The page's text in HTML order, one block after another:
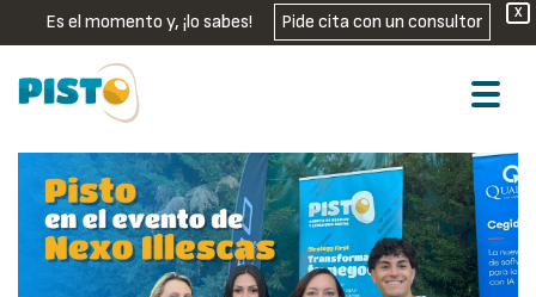
X
Es el momento y, ¡lo sabes! Pide cita con un consultor